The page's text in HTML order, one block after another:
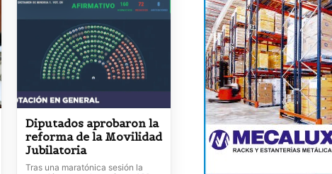
Diputados aprobaron la
reforma de la Movilidad
Jubilatoria
Tras una maratónica sesión la